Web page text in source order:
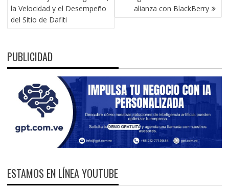
ENTRADAS
la Velocidad y el Desempeño
del Sitio de Dafiti
alianza con BlackBerry
PUBLICIDAD
ESTAMOS EN LÍNEA YOUTUBE